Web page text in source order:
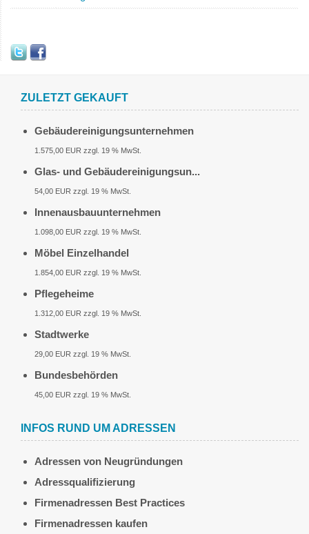
ZULETZT GEKAUFT
Gebäudereinigungsunternehmen
1.575,00 EUR zzgl. 19 % MwSt.
Glas- und Gebäudereinigungsun...
54,00 EUR zzgl. 19 % MwSt.
Innenausbauunternehmen
1.098,00 EUR zzgl. 19 % MwSt.
Möbel Einzelhandel
1.854,00 EUR zzgl. 19 % MwSt.
Pflegeheime
1.312,00 EUR zzgl. 19 % MwSt.
Stadtwerke
29,00 EUR zzgl. 19 % MwSt.
Bundesbehörden
45,00 EUR zzgl. 19 % MwSt.
INFOS RUND UM ADRESSEN
Adressen von Neugründungen
Adressqualifizierung
Firmenadressen Best Practices
Firmenadressen kaufen